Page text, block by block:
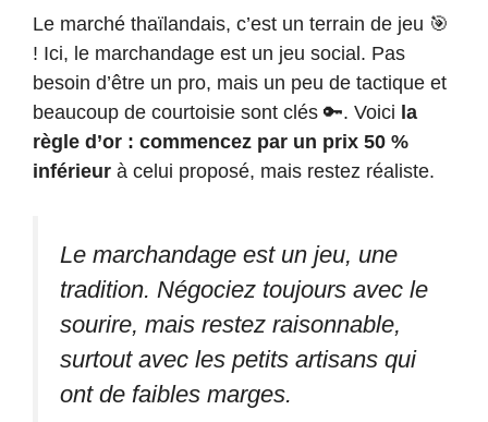
Le marché thaïlandais, c’est un terrain de jeu 🎯
! Ici, le marchandage est un jeu social. Pas
besoin d’être un pro, mais un peu de tactique et
beaucoup de courtoisie sont clés 🔑. Voici la
règle d’or : commencez par un prix 50 %
inférieur à celui proposé, mais restez réaliste.
Le marchandage est un jeu, une
tradition. Négociez toujours avec le
sourire, mais restez raisonnable,
surtout avec les petits artisans qui
ont de faibles marges.